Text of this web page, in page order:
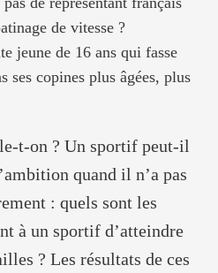
de vitesse ?
jeune de 16 ans qui fasse
ses copines plus âgées, plus
t-on ? Un sportif peut-il
quand il n’a pas
: quels sont les
à un sportif d’atteindre
? Les résultats de ces